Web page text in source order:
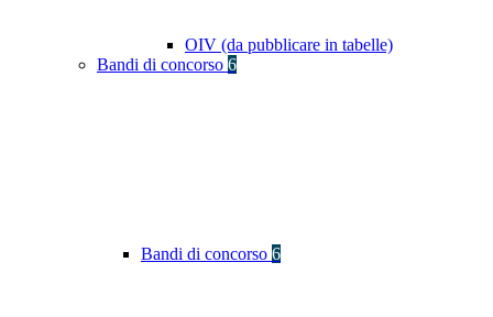
OIV (da pubblicare in tabelle)
Bandi di concorso 6
Bandi di concorso 6